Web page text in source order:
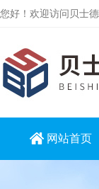
您好！欢迎访问贝士
网站首页